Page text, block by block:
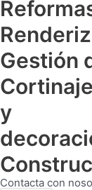
Gestión
Cortinaje
y
Contacta con